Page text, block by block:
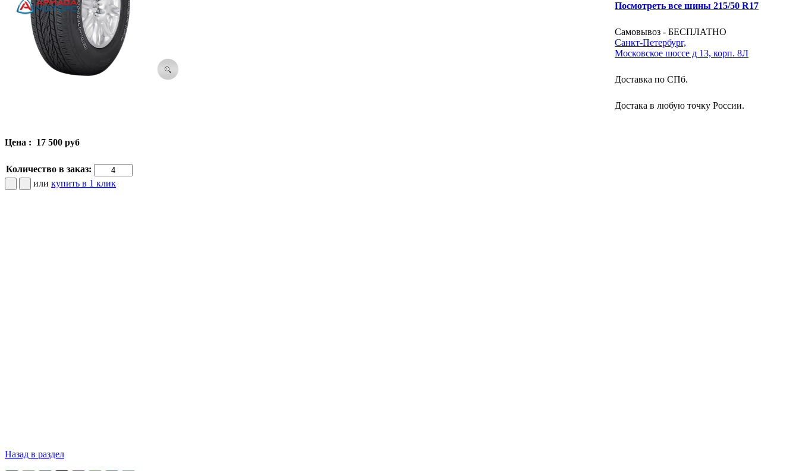
Посмотреть все шины 215/50 R17
Самовывоз - БЕСПЛАТНО
Санкт-Петербург,
Московское шоссе д 13, корп. 8Л
Доставка по СПб.
Достака в любую точку России.
Цена : 17 500 руб
Количество в заказ:
или купить в 1 клик
Назад в раздел